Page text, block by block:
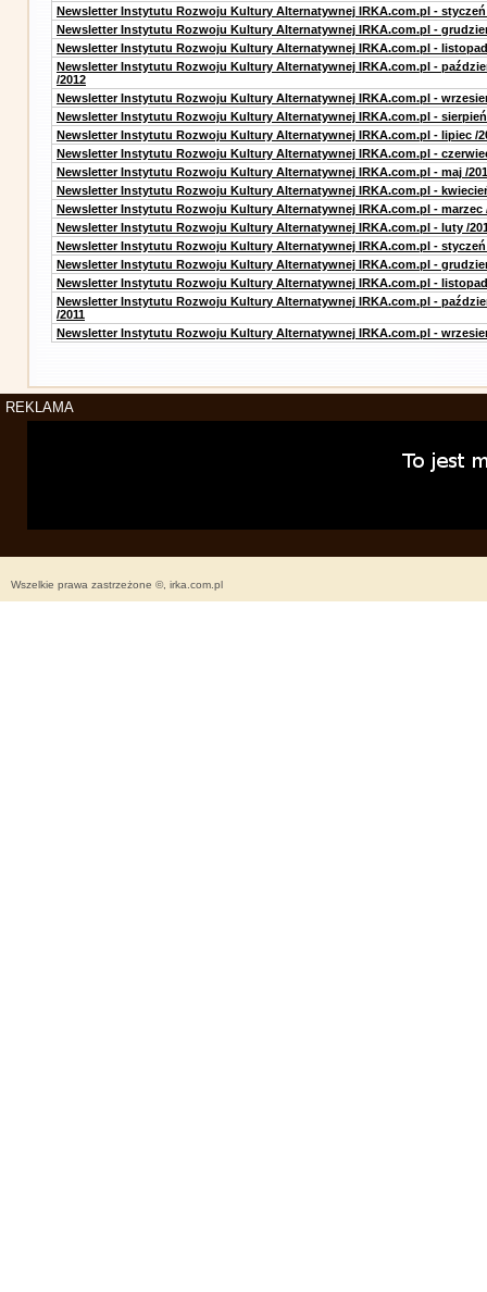
Newsletter Instytutu Rozwoju Kultury Alternatywnej IRKA.com.pl - styczeń
Newsletter Instytutu Rozwoju Kultury Alternatywnej IRKA.com.pl -
Newsletter Instytutu Rozwoju Kultury Alternatywnej IRKA.com.pl - listopad
Newsletter Instytutu Rozwoju Kultury Alternatywnej IRKA.com.pl -
/2012
Newsletter Instytutu Rozwoju Kultury Alternatywnej IRKA.com.pl -
Newsletter Instytutu Rozwoju Kultury Alternatywnej IRKA.com.pl - sierpień
Newsletter Instytutu Rozwoju Kultury Alternatywnej IRKA.com.pl - lipiec /
Newsletter Instytutu Rozwoju Kultury Alternatywnej IRKA.com.pl -
Newsletter Instytutu Rozwoju Kultury Alternatywnej IRKA.com.pl - maj /
Newsletter Instytutu Rozwoju Kultury Alternatywnej IRKA.com.pl -
Newsletter Instytutu Rozwoju Kultury Alternatywnej IRKA.com.pl - marzec
Newsletter Instytutu Rozwoju Kultury Alternatywnej IRKA.com.pl - luty /
Newsletter Instytutu Rozwoju Kultury Alternatywnej IRKA.com.pl - styczeń
Newsletter Instytutu Rozwoju Kultury Alternatywnej IRKA.com.pl -
Newsletter Instytutu Rozwoju Kultury Alternatywnej IRKA.com.pl - listopad
Newsletter Instytutu Rozwoju Kultury Alternatywnej IRKA.com.pl -
/2011
Newsletter Instytutu Rozwoju Kultury Alternatywnej IRKA.com.pl -
REKLAMA
Wszelkie prawa zastrzeżone ©, irka.com.pl